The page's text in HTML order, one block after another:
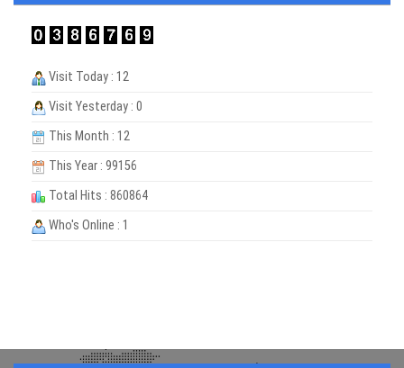
Visit Today : 12
Visit Yesterday : 0
This Month : 12
This Year : 99156
Total Hits : 860864
Who's Online : 1